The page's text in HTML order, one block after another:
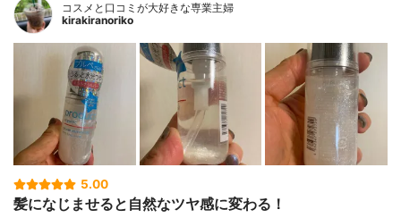
コスメと口コミが大好きな専業主婦
kirakiranoriko
5.00
髪になじませると自然なツヤ感に変わる！